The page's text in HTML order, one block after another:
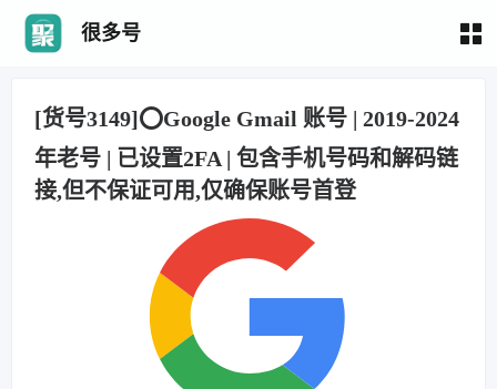
很多号
[货号3149]⭕️Google Gmail 账号 | 2019-2024
年老号 | 已设置2FA | 包含手机号码和解码链
接,但不保证可用,仅确保账号首登